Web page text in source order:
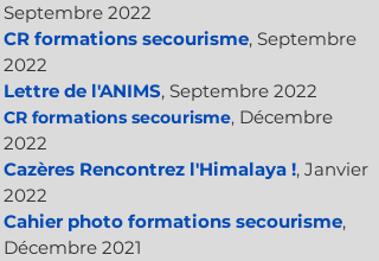
Septembre 2022
CR formations secourisme, Septembre
2022
Lettre de l'ANIMS, Septembre 2022
CR formations secourisme, Décembre
2022
Cazères Rencontrez l'Himalaya !, Janvier
2022
Cahier photo formations secourisme,
Décembre 2021